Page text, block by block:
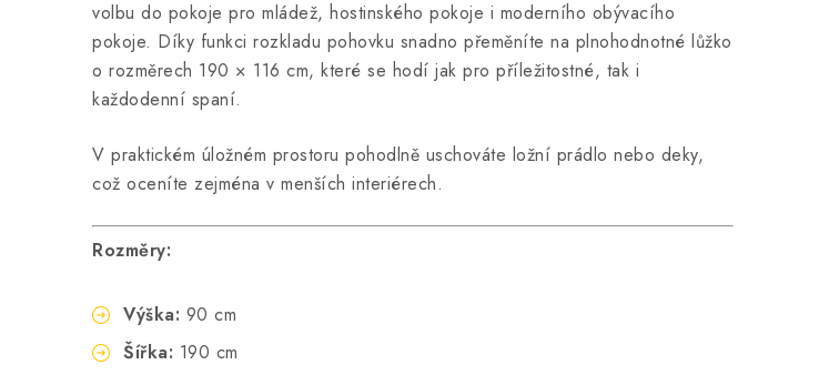
volbu do pokoje pro mládež, hostinského pokoje i moderního obývacího
pokoje. Díky funkci rozkladu pohovku snadno přeměníte na plnohodnotné lůžko
o rozměrech 190 × 116 cm, které se hodí jak pro příležitostné, tak i
každodenní spaní.
V praktickém úložném prostoru pohodlně uschováte ložní prádlo nebo deky,
což oceníte zejména v menších interiérech.
Rozměry:
Výška: 90 cm
Šířka: 190 cm